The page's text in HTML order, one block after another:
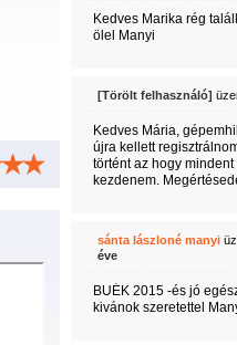
Kedves Marika rég
ölel Manyi
[Törölt felhasználó]
Kedves Mária,
újra kellett
történt az hogy mindent
kezdenem.
sánta lászloné manyi
éve
BUÉK 2015 -és jó
kivánok szeretettel